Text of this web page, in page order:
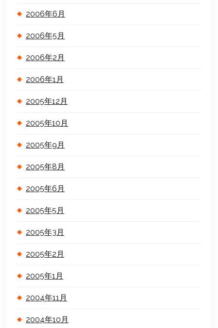
2006年6月
2006年5月
2006年2月
2006年1月
2005年12月
2005年10月
2005年9月
2005年8月
2005年6月
2005年5月
2005年3月
2005年2月
2005年1月
2004年11月
2004年10月